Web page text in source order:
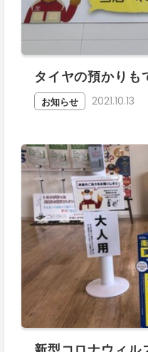
タイヤの預かりも
お知らせ 2021.10.13